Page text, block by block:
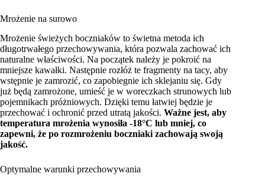
Mrożenie na surowo
Mrożenie świeżych boczniaków to świetna metoda ich
długotrwałego przechowywania, która pozwala zachować ich
naturalne właściwości. Na początek należy je pokroić na
mniejsze kawałki. Następnie rozłóż te fragmenty na tacy, aby
wstępnie je zamrozić, co zapobiegnie ich sklejaniu się. Gdy
już będą zamrożone, umieść je w woreczkach strunowych lub
pojemnikach próżniowych. Dzięki temu łatwiej będzie je
przechować i ochronić przed utratą jakości. Ważne jest, aby
temperatura mrożenia wynosiła -18°C lub mniej, co
zapewni, że po rozmrożeniu boczniaki zachowają swoją
jakość.
Optymalne warunki przechowywania